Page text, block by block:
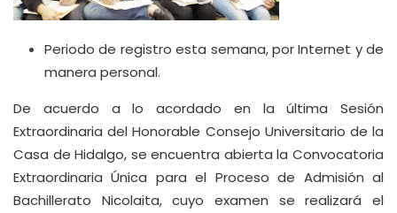
Periodo de registro esta semana, por Internet y de
manera personal.
De acuerdo a lo acordado en la última Sesión
Extraordinaria del Honorable Consejo Universitario de la
Casa de Hidalgo, se encuentra abierta la Convocatoria
Extraordinaria Única para el Proceso de Admisión al
Bachillerato Nicolaita, cuyo examen se realizará el